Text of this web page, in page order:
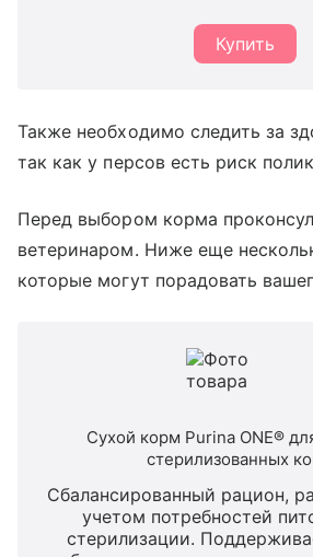
Купить
Также необходимо следить за
так как у персов есть риск
Перед выбором корма
ветеринаром. Ниже еще
которые могут порадовать
Сухой корм Purina ONE®
стерилизованных
Сбалансированный рацион,
учетом потребностей
стерилизации.